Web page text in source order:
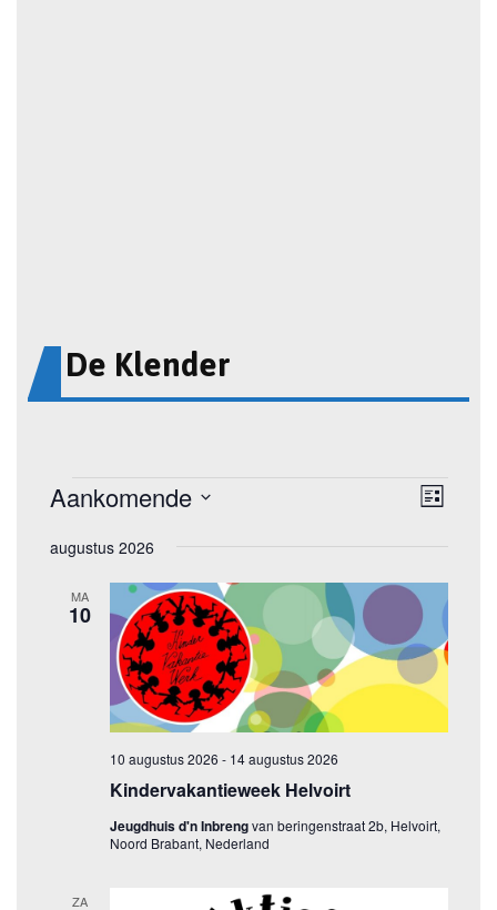
De Klender